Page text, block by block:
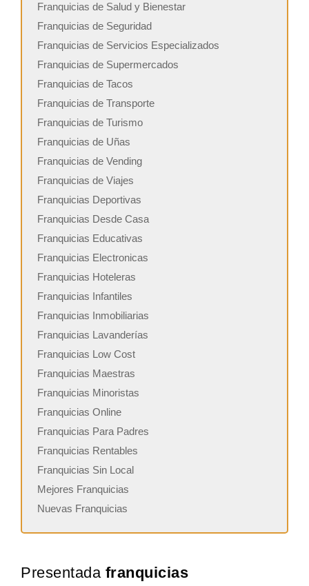
Franquicias de Salud y Bienestar
Franquicias de Seguridad
Franquicias de Servicios Especializados
Franquicias de Supermercados
Franquicias de Tacos
Franquicias de Transporte
Franquicias de Turismo
Franquicias de Uñas
Franquicias de Vending
Franquicias de Viajes
Franquicias Deportivas
Franquicias Desde Casa
Franquicias Educativas
Franquicias Electronicas
Franquicias Hoteleras
Franquicias Infantiles
Franquicias Inmobiliarias
Franquicias Lavanderías
Franquicias Low Cost
Franquicias Maestras
Franquicias Minoristas
Franquicias Online
Franquicias Para Padres
Franquicias Rentables
Franquicias Sin Local
Mejores Franquicias
Nuevas Franquicias
Presentada franquicias